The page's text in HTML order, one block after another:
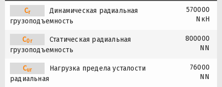
Cr
Динамическая радиальная
грузоподъемность
570000
NкН
C0r
Статическая радиальная
грузоподъемность
800000
NN
Cur
Нагрузка предела усталости
радиальная
76000
NN